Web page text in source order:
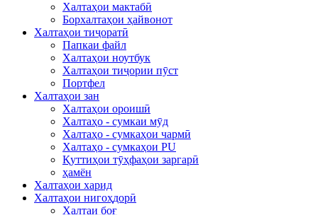
Халтаҳои мактабӣ
Борхалтаҳои ҳайвонот
Халтаҳои тиҷоратӣ
Папкаи файл
Халтаҳои ноутбук
Халтаҳои тиҷории пӯст
Портфел
Халтаҳои зан
Халтаҳои ороишӣ
Халтаҳо - сумкаи мӯд
Халтаҳо - сумкаҳои чармӣ
Халтаҳо - сумкаҳои PU
Қуттиҳои тӯҳфаҳои заргарӣ
ҳамён
Халтаҳои харид
Халтаҳои нигоҳдорӣ
Халтаи боғ